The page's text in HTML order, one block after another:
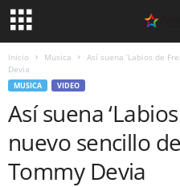
Inicio Musica
Así suena ‘Labios de
Devia
MUSICA VIDEO
Así suena
nuevo sencillo
Tommy Devia